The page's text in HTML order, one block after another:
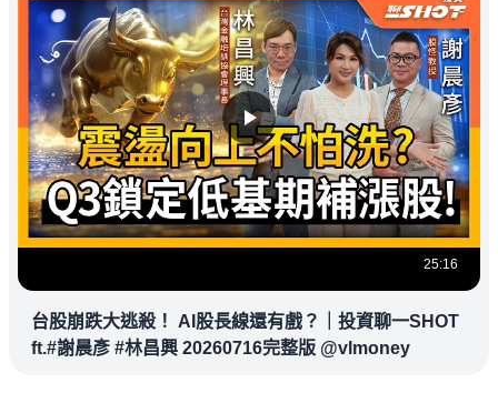
25:16
台股崩跌大逃殺！ AI股長線還有戲？｜投資聊一SHOT
ft.#謝晨彥 #林昌興 20260716完整版 @vlmoney